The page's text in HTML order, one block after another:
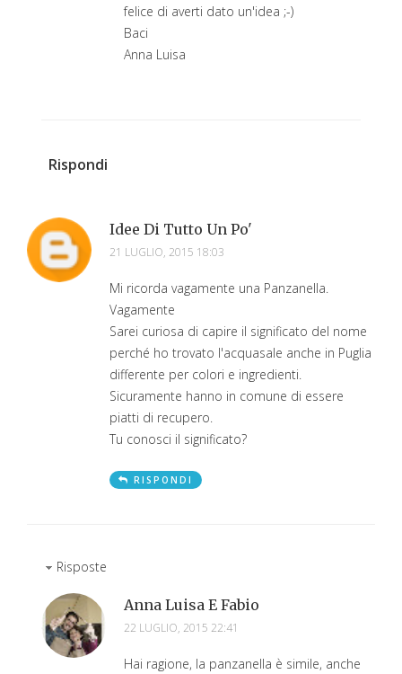
felice di averti dato un'idea ;-)
Baci
Anna Luisa
Rispondi
Idee Di Tutto Un Po'
21 LUGLIO, 2015 18:03
Mi ricorda vagamente una Panzanella.
Vagamente
Sarei curiosa di capire il significato del nome
perché ho trovato l'acquasale anche in Puglia
differente per colori e ingredienti.
Sicuramente hanno in comune di essere
piatti di recupero.
Tu conosci il significato?
RISPONDI
Risposte
Anna Luisa E Fabio
22 LUGLIO, 2015 22:41
Hai ragione, la panzanella è simile, anche